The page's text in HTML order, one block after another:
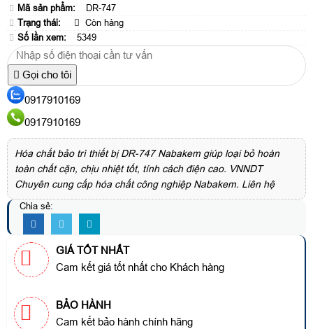
Mã sản phẩm:
DR-747
Trạng thái:
Còn hàng
Số lần xem:
5349
Gọi cho tôi
0917910169
0917910169
Hóa chất bảo trì thiết bị DR-747 Nabakem giúp loại bỏ hoàn
toàn chất cặn, chịu nhiệt tốt, tính cách điện cao. VNNDT
Chuyên cung cấp hóa chất công nghiệp Nabakem. Liên hệ
Chia sẻ:
GIÁ TỐT NHẤT
Cam kết giá tốt nhất cho Khách hàng
BẢO HÀNH
Cam kết bảo hành chính hãng